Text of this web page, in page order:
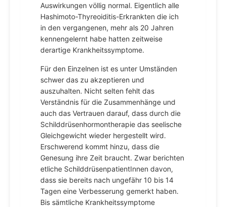
Auswirkungen völlig normal. Eigentlich alle
Hashimoto-Thyreoiditis-Erkrankten die ich
in den vergangenen, mehr als 20 Jahren
kennengelernt habe hatten zeitweise
derartige Krankheitssymptome.
Für den Einzelnen ist es unter Umständen
schwer das zu akzeptieren und
auszuhalten. Nicht selten fehlt das
Verständnis für die Zusammenhänge und
auch das Vertrauen darauf, dass durch die
Schilddrüsenhormontherapie das seelische
Gleichgewicht wieder hergestellt wird.
Erschwerend kommt hinzu, dass die
Genesung ihre Zeit braucht. Zwar berichten
etliche SchilddrüsenpatientInnen davon,
dass sie bereits nach ungefähr 10 bis 14
Tagen eine Verbesserung gemerkt haben.
Bis sämtliche Krankheitssymptome